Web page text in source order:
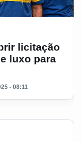
licitação
luxo para
- 08:11